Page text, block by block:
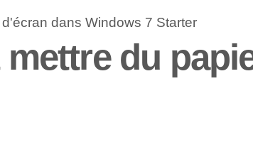
du